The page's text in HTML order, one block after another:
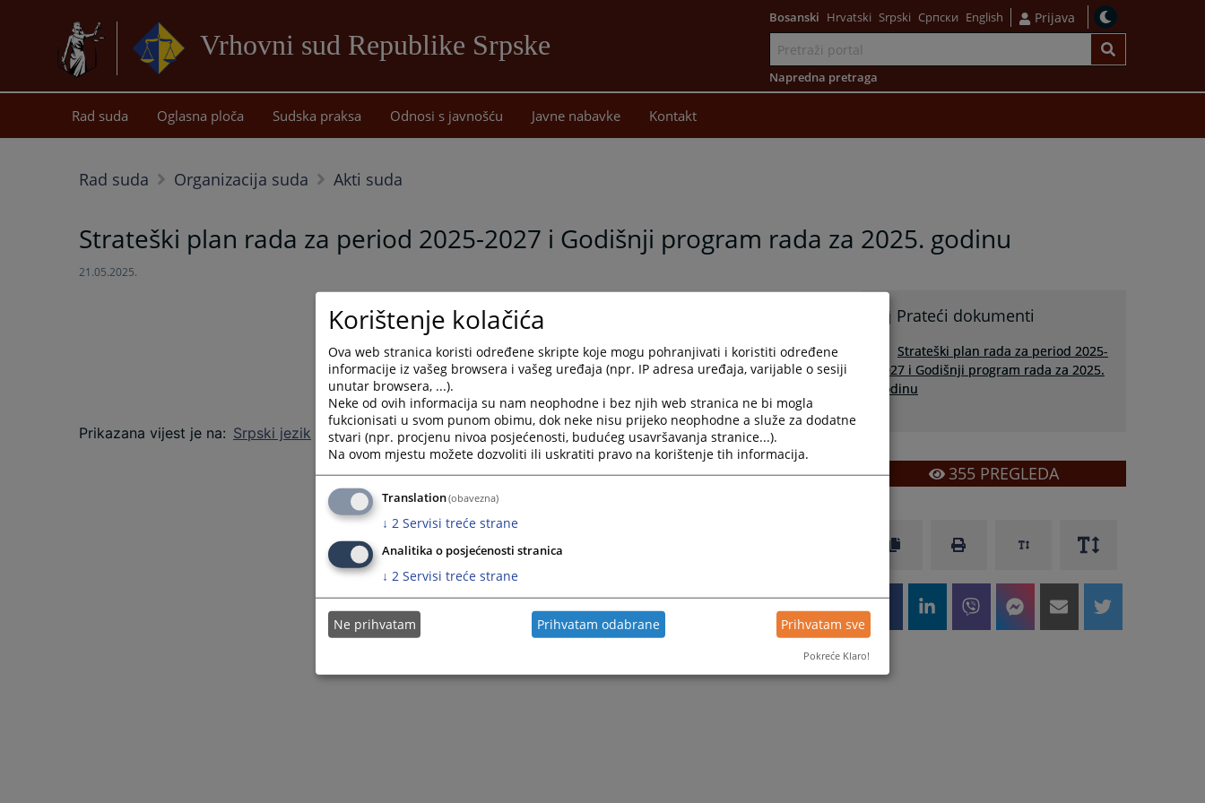
Vrhovni sud Republike Srpske
sadržaj
Bosanski Hrvatski Srpski Српски English Prijava
Napredna pretraga
Rad suda Oglasna ploča Sudska praksa Odnosi s javnošću Javne nabavke Kontakt
Rad suda Organizacija suda Akti suda
Strateški plan rada za period 2025-2027 i Godišnji program rada za 2025. godinu
21.05.2025.
Prikazana vijest je na: Srpski jezik
Prateći dokumenti
Strateški plan rada za period 2025-
2027 i Godišnji program rada za 2025.
godinu
355PREGLEDA
Korištenje kolačića
Ova web stranica koristi određene skripte koje mogu pohranjivati i koristiti određene
informacije iz vašeg browsera i vašeg uređaja (npr. IP adresa uređaja, varijable o sesiji
unutar browsera, ...).
Neke od ovih informacija su nam neophodne i bez njih web stranica ne bi mogla
fukcionisati u svom punom obimu, dok neke nisu prijeko neophodne a služe za dodatne
stvari (npr. procjenu nivoa posjećenosti, budućeg usavršavanja stranice...).
Na ovom mjestu možete dozvoliti ili uskratiti pravo na korištenje tih informacija.
Translation(obavezna)
↓ 2 Servisi treće strane
Analitika o posjećenosti stranica
↓ 2 Servisi treće strane
Ne prihvatam Prihvatam odabrane Prihvatam sve
Pokreće Klaro!